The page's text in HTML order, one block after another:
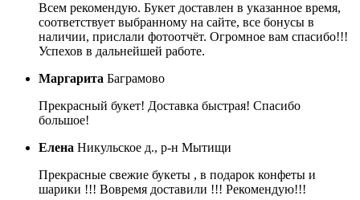
Всем рекомендую. Букет доставлен в указанное время,
соответствует выбранному на сайте, все бонусы в
наличии, прислали фотоотчёт. Огромное вам спасибо!!!
Успехов в дальнейшей работе.
Маргарита Баграмово
Прекрасный букет! Доставка быстрая! Спасибо
большое!
Елена Никульское д., р-н Мытищи
Прекрасные свежие букеты , в подарок конфеты и
шарики !!! Вовремя доставили !!! Рекомендую!!!